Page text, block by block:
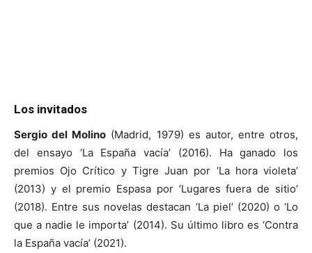
Los invitados
Sergio del Molino (Madrid, 1979) es autor, entre otros,
del ensayo ‘La España vacía’ (2016). Ha ganado los
premios Ojo Crítico y Tigre Juan por ‘La hora violeta’
(2013) y el premio Espasa por ‘Lugares fuera de sitio’
(2018). Entre sus novelas destacan ‘La piel’ (2020) o ‘Lo
que a nadie le importa’ (2014). Su último libro es ‘Contra
la España vacía’ (2021).